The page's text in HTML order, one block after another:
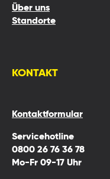
Über uns
Standorte
KONTAKT
Kontaktformular
Servicehotline
0800 26 76 36 78
Mo-Fr 09-17 Uhr